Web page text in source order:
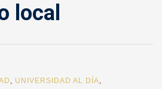
local
, UNIVERSIDAD AL DÍA,